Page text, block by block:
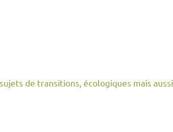
de transitions, écologiques mais